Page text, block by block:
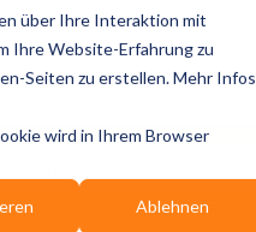
über Ihre Interaktion mit
Ihre Website-Erfahrung zu
Seiten zu erstellen. Mehr Infos
wird in Ihrem Browser
Ablehnen
Infos Services Blog